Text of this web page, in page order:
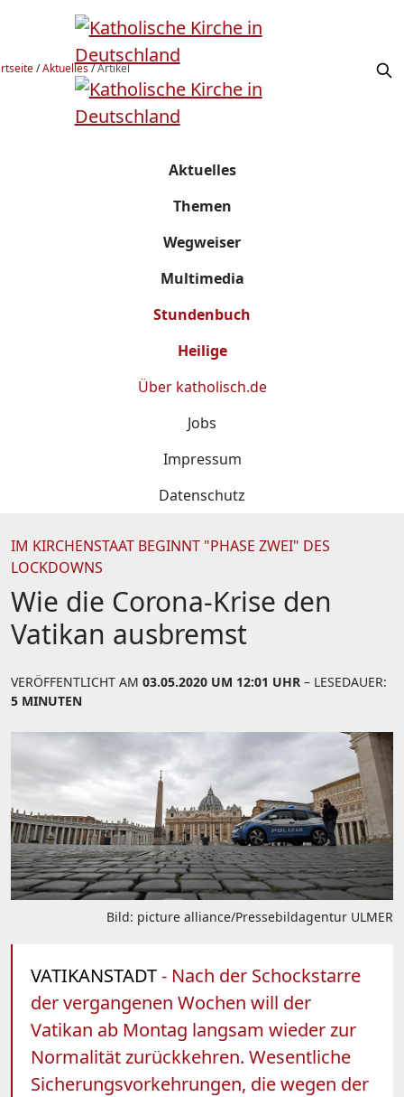
/Aktuelles/Artikel
Aktuelles
Themen
Wegweiser
Multimedia
Stundenbuch
Heilige
Über katholisch.de
Jobs
Impressum
Datenschutz
IM KIRCHENSTAAT BEGINNT "PHASE ZWEI" DES
LOCKDOWNS
Wie die Corona-Krise den
Vatikan ausbremst
VERÖFFENTLICHT AM 03.05.2020 UM 12:01 UHR – LESEDAUER:
5 MINUTEN
Bild: picture alliance/Pressebildagentur ULMER
VATIKANSTADT- Nach der Schockstarre
der vergangenen Wochen will der
Vatikan ab Montag langsam wieder zur
Normalität zurückkehren. Wesentliche
Sicherungsvorkehrungen, die wegen der